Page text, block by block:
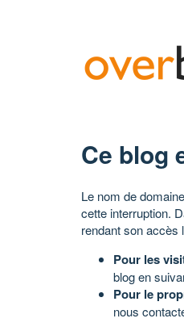
Ce blog
Le nom de
cette interruption.
rendant son accès
Pour les
blog en
Pour le
nous